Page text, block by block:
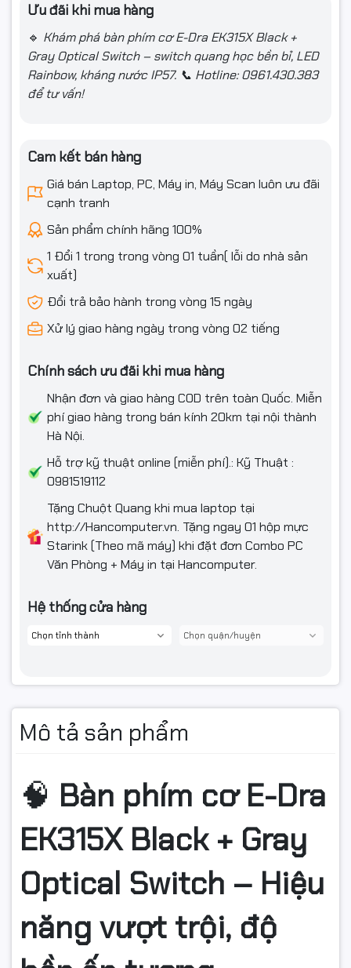
Ưu đãi khi mua hàng
🔹 Khám phá bàn phím cơ E-Dra EK315X Black +
Gray Optical Switch – switch quang học bền bỉ, LED
Rainbow, kháng nước IP57. 📞 Hotline: 0961.430.383
để tư vấn!
Cam kết bán hàng
Giá bán Laptop, PC, Máy in, Máy Scan luôn ưu đãi
cạnh tranh
Sản phẩm chính hãng 100%
1 Đổi 1 trong trong vòng 01 tuần( lỗi do nhà sản
xuất)
Đổi trả bảo hành trong vòng 15 ngày
Xử lý giao hàng ngày trong vòng 02 tiếng
Chính sách ưu đãi khi mua hàng
Nhận đơn và giao hàng COD trên toàn Quốc. Miễn
phí giao hàng trong bán kính 20km tại nội thành
Hà Nội.
Hỗ trợ kỹ thuật online (miễn phí).: Kỹ Thuật :
0981519112
Tặng Chuột Quang khi mua laptop tại
http://Hancomputer.vn. Tặng ngay 01 hộp mực
Starink (Theo mã máy) khi đặt đơn Combo PC
Văn Phòng + Máy in tại Hancomputer.
Hệ thống cửa hàng
Mô tả sản phẩm
🧠 Bàn phím cơ E-Dra
EK315X Black + Gray
Optical Switch – Hiệu
năng vượt trội, độ